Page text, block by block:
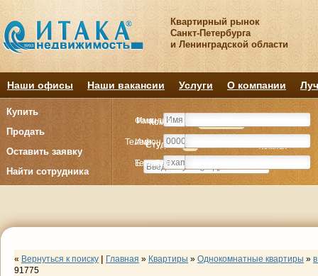
Квартирный рынок
Санкт-Петербурга
и Ленинградской области
Наши офисы Наши вакансии Услуги О компании
Купить
Продать
Оставить заявку
Найти сотрудника
Комнату
Студия Комнат
Комнату
Студия Комнат
Имя
Телефон
E-mail
Фамилия
Имя
Телефон
« Вернуться к поиску Главная » Квартиры » Однокомнатные квартиры »
91775